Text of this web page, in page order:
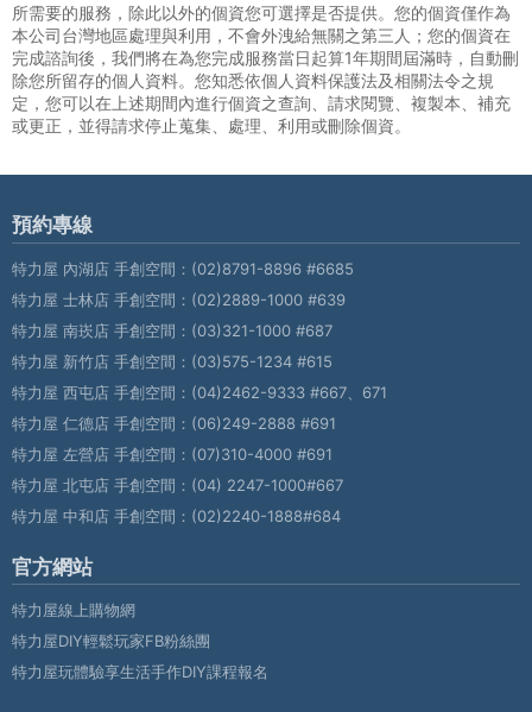
所需要的服務，除此以外的個資您可選擇是否提供。您的個資僅作為
本公司台灣地區處理與利用，不會外洩給無關之第三人；您的個資在
完成諮詢後，我們將在為您完成服務當日起算1年期間屆滿時，自動刪
除您所留存的個人資料。您知悉依個人資料保護法及相關法令之規
定，您可以在上述期間內進行個資之查詢、請求閱覽、複製本、補充
或更正，並得請求停止蒐集、處理、利用或刪除個資。
預約專線
特力屋 內湖店 手創空間： (02)8791-8896 #6685
特力屋 士林店 手創空間： (02)2889-1000 #639
特力屋 南崁店 手創空間： (03)321-1000 #687
特力屋 新竹店 手創空間： (03)575-1234 #615
特力屋 西屯店 手創空間： (04)2462-9333 #667、671
特力屋 仁德店 手創空間： (06)249-2888 #691
特力屋 左營店 手創空間： (07)310-4000 #691
特力屋 北屯店 手創空間： (04) 2247-1000#667
特力屋 中和店 手創空間： (02)2240-1888#684
官方網站
特力屋線上購物網
特力屋DIY輕鬆玩家FB粉絲團
特力屋玩體驗享生活手作DIY課程報名